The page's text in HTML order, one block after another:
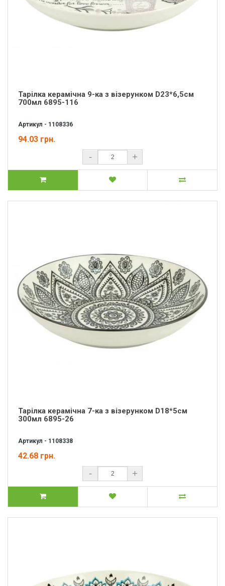
Тарілка керамічна 9-ка з візерунком D23*6,5см
700мл 6895-116
Артикул - 1108336
94.03 грн.
- +
Тарілка керамічна 7-ка з візерунком D18*5см
300мл 6895-26
Артикул - 1108338
42.68 грн.
- +